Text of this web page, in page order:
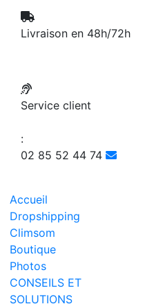
Livraison en 48h/72h
Service client
:
02 85 52 44 74
Accueil
Dropshipping
Climsom
Boutique
Photos
CONSEILS ET
SOLUTIONS